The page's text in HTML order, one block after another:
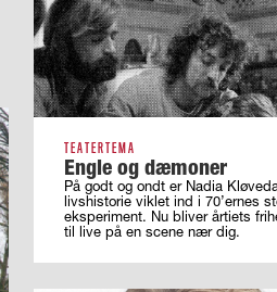
TEATERTEMA
Engle og dæmoner
På godt og ondt er Nadia
livshistorie viklet ind i 70’ernes
eksperiment. Nu bliver årtiets
til live på en scene nær dig.